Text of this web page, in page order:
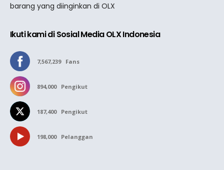
barang yang diinginkan di OLX
Ikuti kami di Sosial Media OLX Indonesia
7,567,239 Fans
894,000 Pengikut
187,400 Pengikut
198,000 Pelanggan